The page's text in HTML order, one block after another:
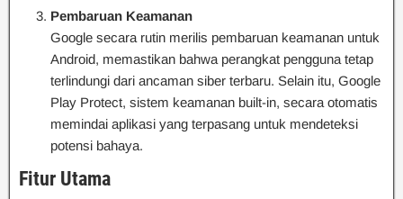
Pembaruan Keamanan
Google secara rutin merilis pembaruan keamanan untuk
Android, memastikan bahwa perangkat pengguna tetap
terlindungi dari ancaman siber terbaru. Selain itu, Google
Play Protect, sistem keamanan built-in, secara otomatis
memindai aplikasi yang terpasang untuk mendeteksi
potensi bahaya.
Fitur Utama